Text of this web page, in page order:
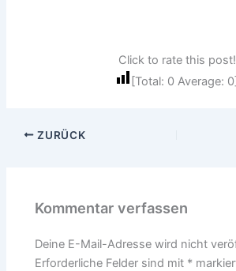
Click to rate this post!
[Total: 0 Average: 0]
ZURÜCK
Kommentar verfassen
Deine E-Mail-Adresse wird nicht
Erforderliche Felder sind mit *